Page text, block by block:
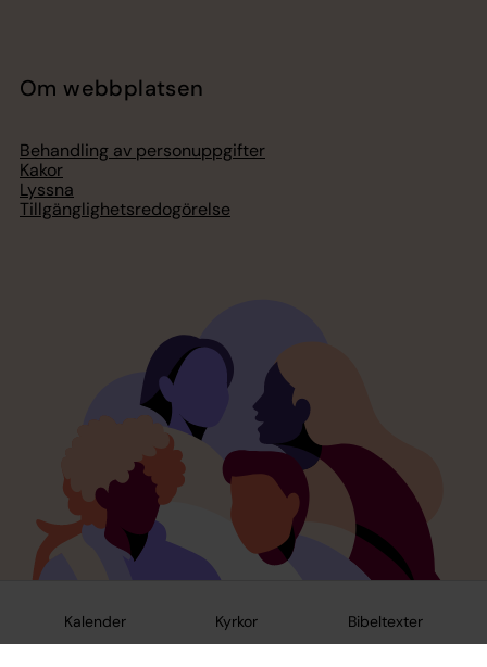
Kalender Kyrkor Bibeltexter
Om webbplatsen
Behandling av personuppgifter
Kakor
Lyssna
Tillgänglighetsredogörelse